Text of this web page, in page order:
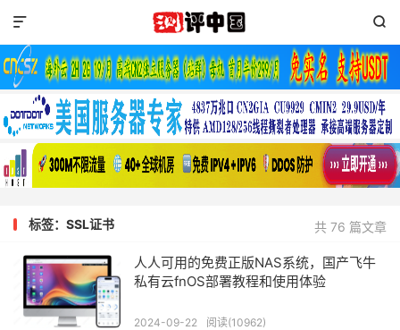


共 76 篇文章
标签：SSL证书
人人可用的免费正版NAS系统，国产飞牛
私有云fnOS部署教程和使用体验
2024-09-22 阅读(10962)